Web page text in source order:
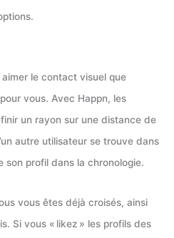
le contact visuel que
vous. Avec Happn, les
un rayon sur une distance de
autre utilisateur se trouve dans
son profil dans la chronologie.
vous êtes déjà croisés, ainsi
Si vous « likez » les profils des